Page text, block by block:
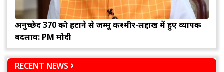
अनुच्छेद 370 को हटाने से जम्मू कश्मीर-लद्दाख में हुए व्यापक
बदलाव: PM मोदी
RECENT NEWS